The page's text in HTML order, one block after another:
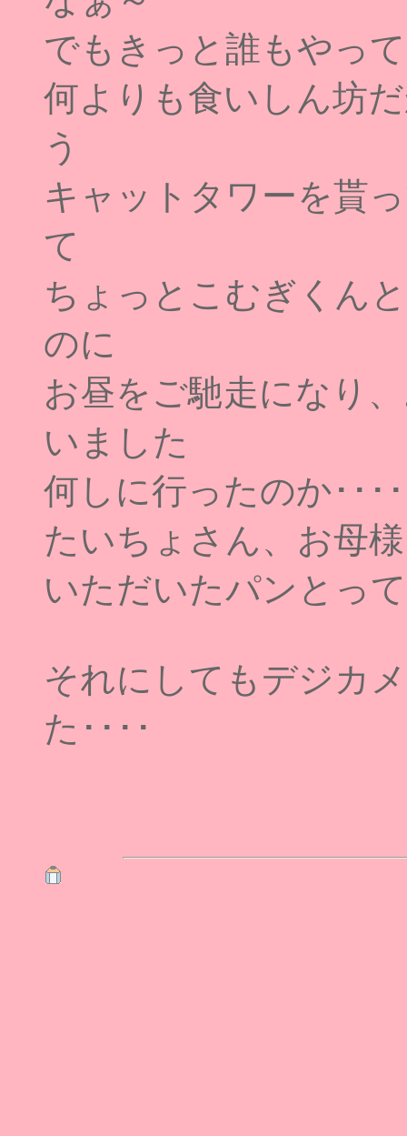
でもきっと誰もやっ
何よりも食いしん坊
う
キャットタワーを貰
て
ちょっとこむぎくん
のに
お昼をご馳走になり
いました
何しに行ったのか･･･
たいちょさん、お母
いただいたパンとっ
それにしてもデジカ
た････